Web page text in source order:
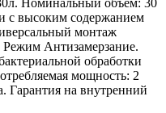
Номинальный объем: 30
с высоким содержанием
монтаж
Режим Антизамерзание.
обработки
мощность: 2
Гарантия на внутренний